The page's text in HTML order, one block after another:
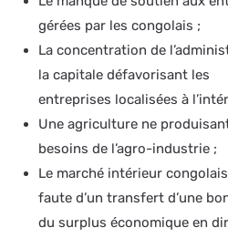
gérées par les congolais ;
La concentration de
la capitale défavorisant les
entreprises localisées à
Une agriculture ne
besoins de l’agro-industrie ;
Le marché intérieur
faute d’un transfert d’une
du surplus économique en